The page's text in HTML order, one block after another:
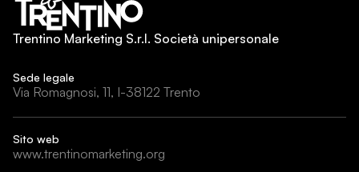
Trentino Marketing S.r.l. Società unipersonale
Sede legale
Via Romagnosi, 11, I-38122 Trento
Sito web
www.trentinomarketing.org